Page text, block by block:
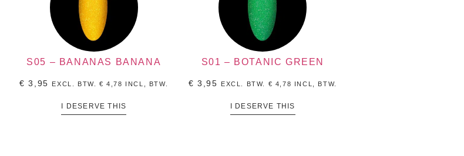
S05 – BANANAS BANANA
€ 3,95 EXCL. BTW.€ 4,78 INCL, BTW.
I DESERVE THIS
S01 – BOTANIC GREEN
€ 3,95 EXCL. BTW. € 4,78 INCL, BTW.
I DESERVE THIS